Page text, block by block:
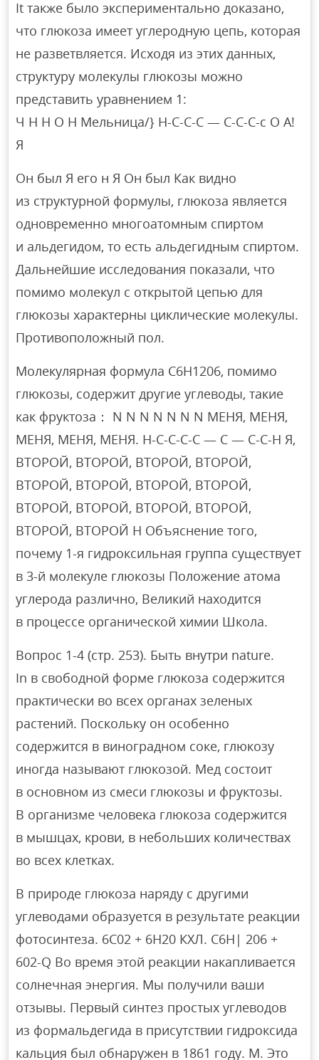
It также было экспериментально доказано,
что глюкоза имеет углеродную цепь, которая
не разветвляется. Исходя из этих данных,
структуру молекулы глюкозы можно
представить уравнением 1:
Ч Н Н О Н Мельница/} Н-С-С-С — С-С-С-с О А!
Я
Он был Я его н Я Он был Как видно
из структурной формулы, глюкоза является
одновременно многоатомным спиртом
и альдегидом, то есть альдегидным спиртом.
Дальнейшие исследования показали, что
помимо молекул с открытой цепью для
глюкозы характерны циклические молекулы.
Противоположный пол.
Молекулярная формула C6H1206, помимо
глюкозы, содержит другие углеводы, такие
как фруктоза： N N N N N N N МЕНЯ, МЕНЯ,
МЕНЯ, МЕНЯ, МЕНЯ. Н-С-С-С-С — С — С-С-Н Я,
ВТОРОЙ, ВТОРОЙ, ВТОРОЙ, ВТОРОЙ,
ВТОРОЙ, ВТОРОЙ, ВТОРОЙ, ВТОРОЙ,
ВТОРОЙ, ВТОРОЙ, ВТОРОЙ, ВТОРОЙ,
ВТОРОЙ, ВТОРОЙ Н Объяснение того,
почему 1-я гидроксильная группа существует
в 3-й молекуле глюкозы Положение атома
углерода различно, Великий находится
в процессе органической химии Школа.
Вопрос 1-4 (стр. 253). Быть внутри nature.
In в свободной форме глюкоза содержится
практически во всех органах зеленых
растений. Поскольку он особенно
содержится в виноградном соке, глюкозу
иногда называют глюкозой. Мед состоит
в основном из смеси глюкозы и фруктозы.
В организме человека глюкоза содержится
в мышцах, крови, в небольших количествах
во всех клетках.
В природе глюкоза наряду с другими
углеводами образуется в результате реакции
фотосинтеза. 6C02 + 6H20 КХЛ. C6H| 206 +
602-Q Во время этой реакции накапливается
солнечная энергия. Мы получили ваши
отзывы. Первый синтез простых углеводов
из формальдегида в присутствии гидроксида
кальция был обнаружен в 1861 году. М. Это